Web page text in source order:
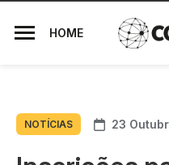
HOME
NOTÍCIAS 23